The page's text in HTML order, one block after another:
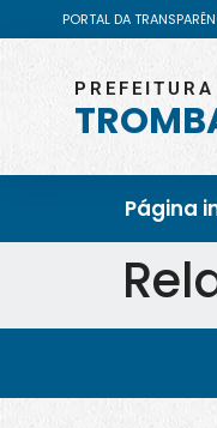
PORTAL DA
PREFEITURA
Página